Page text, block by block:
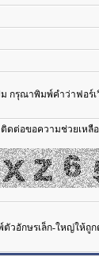
กรุณาพิมพ์คำว่าฟอร์
ดต่อขอความช่วยเหลื
วอักษรเล็ก-ใหญ่ให้ถูก